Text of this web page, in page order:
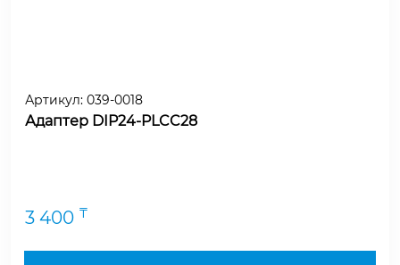
Артикул: 039-0018
Адаптер DIP24-PLCC28
3 400 ₸